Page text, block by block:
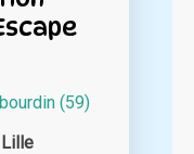
(59)